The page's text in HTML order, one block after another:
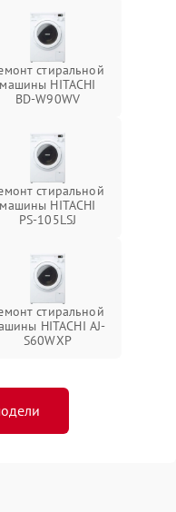
стиральной
машины HITACHI
BD-W90WV
стиральной
машины HITACHI
PS-105LSJ
стиральной
HITACHI AJ-
S60WXP